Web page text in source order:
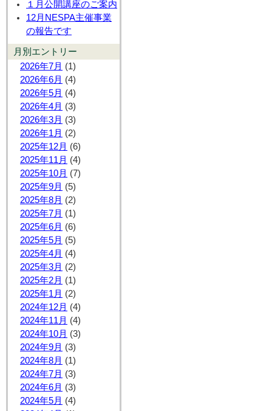
１月公開講座のご案内
12月NESPA主催事業
の報告です
月別エントリー
2026年7月 (1)
2026年6月 (4)
2026年5月 (4)
2026年4月 (3)
2026年3月 (3)
2026年1月 (2)
2025年12月 (6)
2025年11月 (4)
2025年10月 (7)
2025年9月 (5)
2025年8月 (2)
2025年7月 (1)
2025年6月 (6)
2025年5月 (5)
2025年4月 (4)
2025年3月 (2)
2025年2月 (1)
2025年1月 (2)
2024年12月 (4)
2024年11月 (4)
2024年10月 (3)
2024年9月 (3)
2024年8月 (1)
2024年7月 (3)
2024年6月 (3)
2024年5月 (4)